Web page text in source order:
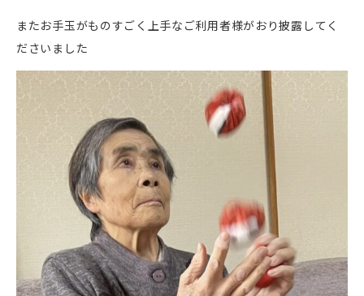
またお手玉がものすごく上手なご利用者様がおり披露してく
ださいました